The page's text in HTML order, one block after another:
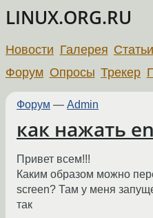
LINUX.ORG.RU
Новости Галерея Статьи
Форум Опросы Трекер
Форум — Admin
как нажать
Привет всем!!!
Каким образом можно
screen? Там у меня
так